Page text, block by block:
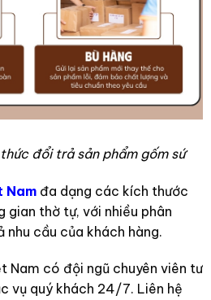
đổi trả sản phẩm gốm sứ
Namđa dạng các kích thước
gian thờ tự, với nhiều phân
cầu của khách hàng.
Nam có đội ngũ chuyên viên tư
vụ quý khách 24/7. Liên hệ